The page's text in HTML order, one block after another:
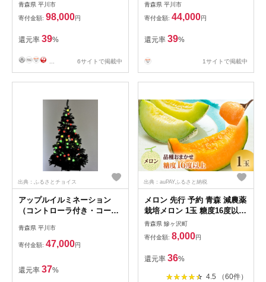
青森県 平川市
寄付金額: 98,000円
還元率 39%
6サイトで掲載中
青森県 平川市
寄付金額: 44,000円
還元率 39%
1サイトで掲載中
出典：ふるさとチョイス
アップルイルミネーション
（コントローラ付き・コード
青森県 平川市
寄付金額: 47,000円
還元率 37%
出典：auPAYふるさと納税
メロン 先行 予約 青森 減農薬
栽培メロン 1玉 糖度16度以上
保証 減農薬 青肉 赤肉 青肉メ
ロン 赤肉メロン フルーツ 果
物 旬のフルーツ 旬の果物 旬
夏 レビュー 高評価 先行予約
2025 2025年 青森県
青森県 鰺ヶ沢町
寄付金額: 8,000円
還元率 36%
4.5 （60件）